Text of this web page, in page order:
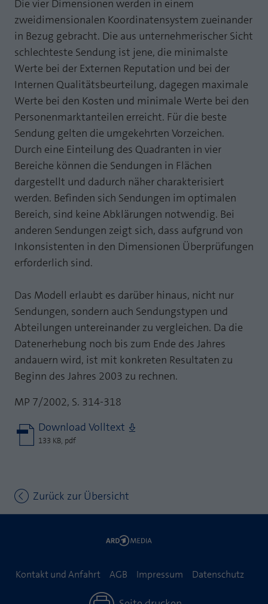
Die vier Dimensionen werden in einem
zweidimensionalen Koordinatensystem zueinander
in Bezug gebracht. Die aus unternehmerischer Sicht
schlechteste Sendung ist jene, die minimalste
Werte bei der Externen Reputation und bei der
Internen Qualitätsbeurteilung, dagegen maximale
Werte bei den Kosten und minimale Werte bei den
Personenmarktanteilen erreicht. Für die beste
Sendung gelten die umgekehrten Vorzeichen.
Durch eine Einteilung des Quadranten in vier
Bereiche können die Sendungen in Flächen
dargestellt und dadurch näher charakterisiert
werden. Befinden sich Sendungen im optimalen
Bereich, sind keine Abklärungen notwendig. Bei
anderen Sendungen zeigt sich, dass aufgrund von
Inkonsistenten in den Dimensionen Überprüfungen
erforderlich sind.
Das Modell erlaubt es darüber hinaus, nicht nur
Sendungen, sondern auch Sendungstypen und
Abteilungen untereinander zu vergleichen. Da die
Datenerhebung noch bis zum Ende des Jahres
andauern wird, ist mit konkreten Resultaten zu
Beginn des Jahres 2003 zu rechnen.
MP 7/2002, S. 314-318
Download Volltext
133 KB, pdf
Zurück zur Übersicht
Kontakt und Anfahrt AGB Impressum Datenschutz